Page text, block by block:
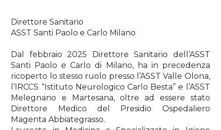
Direttore Sanitario
ASST Santi Paolo e Carlo Milano
Dal febbraio 2025 Direttore Sanitario dell’ASST
Santi Paolo e Carlo di Milano, ha in precedenza
ricoperto lo stesso ruolo presso l’ASST Valle Olona,
l’IRCCS “Istituto Neurologico Carlo Besta” e l’ASST
Melegnano e Martesana, oltre ad essere stato
Direttore Medico del Presidio Ospedaliero
Magenta Abbiategrasso.